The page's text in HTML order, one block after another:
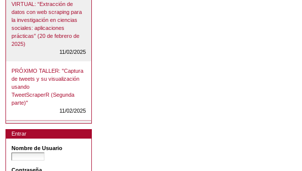
VIRTUAL: “Extracción de
datos con web scraping para
la investigación en ciencias
sociales: aplicaciones
prácticas” (20 de febrero de
2025)
11/02/2025
PRÓXIMO TALLER: "Captura
de tweets y su visualización
usando
TweetScraperR (Segunda
parte)"
11/02/2025
Entrar
Nombre de Usuario